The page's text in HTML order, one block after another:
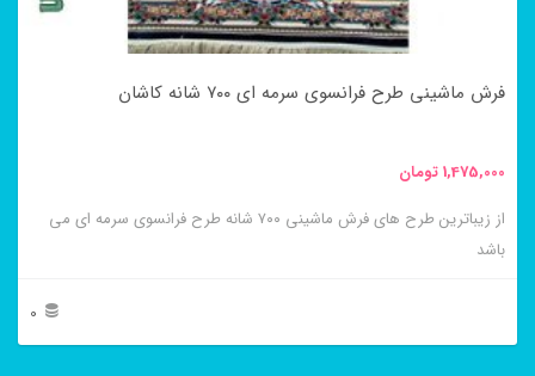
صفحه
انتخاب
شوند
فرش ماشینی طرح فرانسوی سرمه ای ۷۰۰ شانه کاشان
1,475,000تومان
از زیباترین طرح های فرش ماشینی ۷۰۰ شانه طرح فرانسوی سرمه ای می
باشد
0